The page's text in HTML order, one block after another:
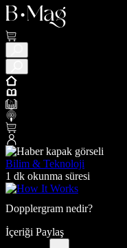
Bilim & Teknoloji
1 dk okunma süresi
Dopplergram nedir?
İçeriği Paylaş